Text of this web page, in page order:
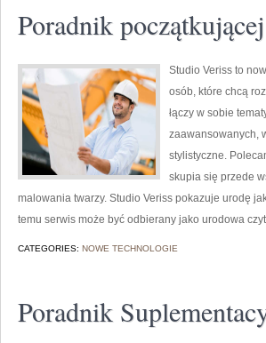
Poradnik
Studio Veriss to
osób, które chcą
łączy w sobie
zaawansowanych,
stylistyczne.
skupia się przede
malowania twarzy. Studio Veriss pokazuje urodę
temu serwis może być odbierany jako urodowa
CATEGORIES: NOWE TECHNOLOGIE
Poradnik